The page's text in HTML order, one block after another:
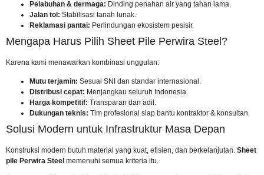
Pelabuhan & dermaga: Dinding penahan air yang tahan lama.
Jalan tol: Stabilisasi tanah lunak.
Reklamasi pantai: Perlindungan ekosistem pesisir.
Mengapa Harus Pilih Sheet Pile Perwira Steel?
Karena kami menawarkan kombinasi unggulan:
Mutu terjamin: Sesuai SNI dan standar internasional.
Distribusi cepat: Menjangkau seluruh Indonesia.
Harga kompetitif: Transparan dan adil.
Dukungan teknis: Tim profesional siap bantu kontraktor & konsultan.
Solusi Modern untuk Infrastruktur Masa Depan
Konstruksi modern butuh material yang kuat, efisien, dan berkelanjutan. Sheet
pile Perwira Steel memenuhi semua kriteria itu.